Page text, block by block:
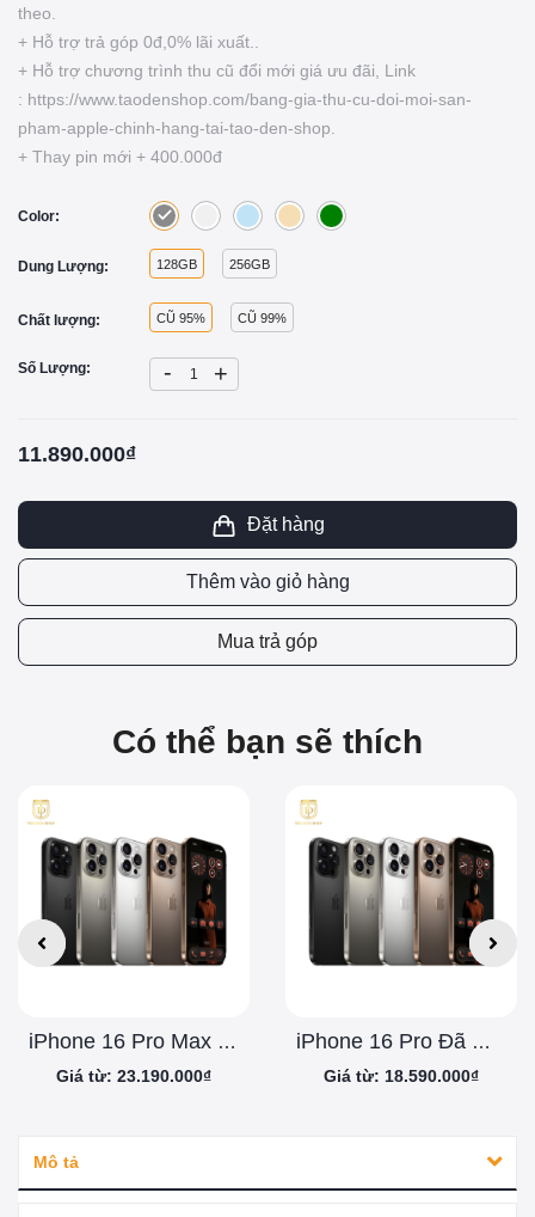
theo.
+ Hỗ trợ trả góp 0đ,0% lãi xuất..
+ Hỗ trợ chương trình thu cũ đổi mới giá ưu đãi, Link
: https://www.taodenshop.com/bang-gia-thu-cu-doi-moi-san-
pham-apple-chinh-hang-tai-tao-den-shop.
+ Thay pin mới + 400.000đ
Color:
Dung Lượng: 128GB 256GB
Chất lượng: CŨ 95% CŨ 99%
Số Lượng: - +
11.890.000₫
Đặt hàng
Thêm vào giỏ hàng
Mua trả góp
Có thể bạn sẽ thích
iPhone 16 Pro Max Đã Qua Sử Dụng
Giá từ: 23.190.000₫
iPhone 16 Pro Đã Qua Sử Dụng
Giá từ: 18.590.000₫
Mô tả